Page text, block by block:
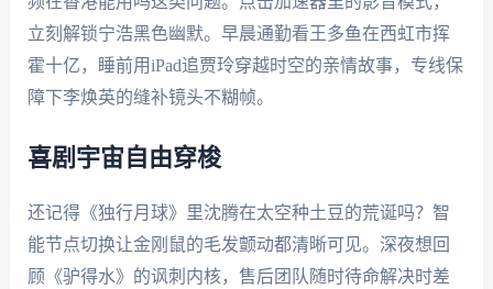
立刻解锁宁浩黑色幽默。早晨通勤看王多鱼在西虹市挥
霍十亿，睡前用iPad追贾玲穿越时空的亲情故事，专线保
障下李焕英的缝补镜头不糊帧。
喜剧宇宙自由穿梭
还记得《独行月球》里沈腾在太空种土豆的荒诞吗？智
能节点切换让金刚鼠的毛发颤动都清晰可见。深夜想回
顾《驴得水》的讽刺内核，售后团队随时待命解决时差